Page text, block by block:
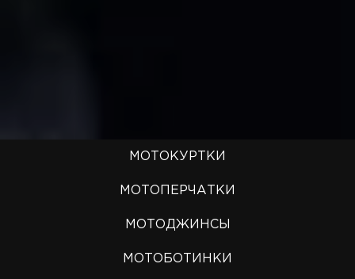
МОТОКУРТКИ
МОТОПЕРЧАТКИ
МОТОДЖИНСЫ
МОТОБОТИНКИ